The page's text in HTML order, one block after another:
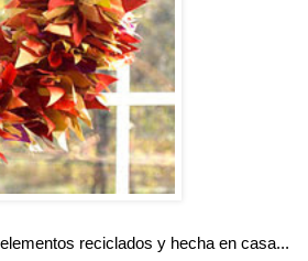
reciclados y hecha en casa...